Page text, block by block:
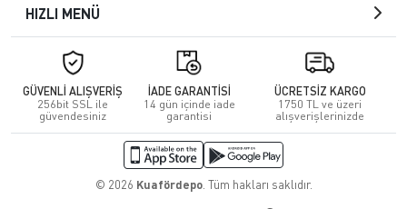
HIZLI MENÜ
GÜVENLİ ALIŞVERİŞ
256bit SSL ile
güvendesiniz
İADE GARANTİSİ
14 gün içinde iade
garantisi
ÜCRETSİZ KARGO
1750 TL ve üzeri
alışverişlerinizde
© 2026 Kuafördepo. Tüm hakları saklıdır.